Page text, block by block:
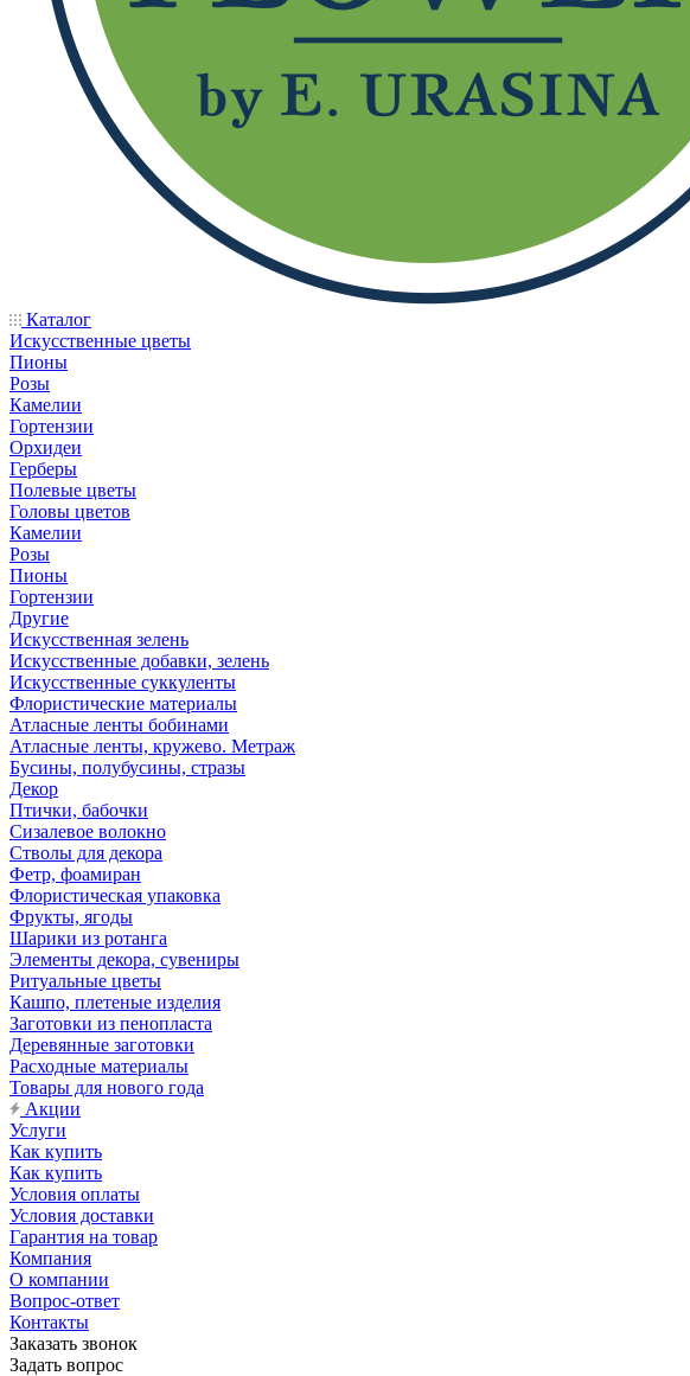
Каталог
Искусственные цветы
Пионы
Розы
Камелии
Гортензии
Орхидеи
Герберы
Полевые цветы
Головы цветов
Камелии
Розы
Пионы
Гортензии
Другие
Искусственная зелень
Искусственные добавки, зелень
Искусственные суккуленты
Флористические материалы
Атласные ленты бобинами
Атласные ленты, кружево. Метраж
Бусины, полубусины, стразы
Декор
Птички, бабочки
Сизалевое волокно
Стволы для декора
Фетр, фоамиран
Флористическая упаковка
Фрукты, ягоды
Шарики из ротанга
Элементы декора, сувениры
Ритуальные цветы
Кашпо, плетеные изделия
Заготовки из пенопласта
Деревянные заготовки
Расходные материалы
Товары для нового года
Акции
Услуги
Как купить
Как купить
Условия оплаты
Условия доставки
Гарантия на товар
Компания
О компании
Вопрос-ответ
Контакты
Заказать звонок
Задать вопрос